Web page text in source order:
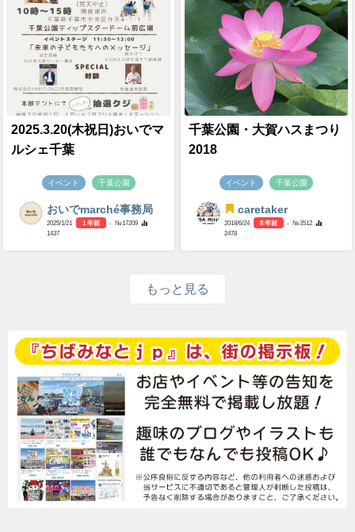
2025.3.20(木祝日)おいでマ
ルシェ千葉
イベント 千葉公園
おいでmarché事務局
2025/1/21 1 年前
- №17209
1437
千葉公園・大賀ハスまつり
2018
イベント 千葉公園
caretaker
2018/6/24 8 年前
- №3512
2478
もっと見る